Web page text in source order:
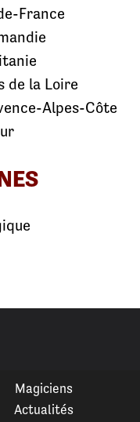
France
de la Loire
Alpes-Côte
Magiciens
Actualités